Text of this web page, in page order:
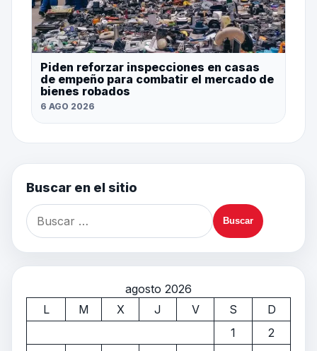
Piden reforzar inspecciones en casas
de empeño para combatir el mercado de
bienes robados
6 AGO 2026
Buscar en el sitio
agosto 2026
L
M X J V S
D
1
2